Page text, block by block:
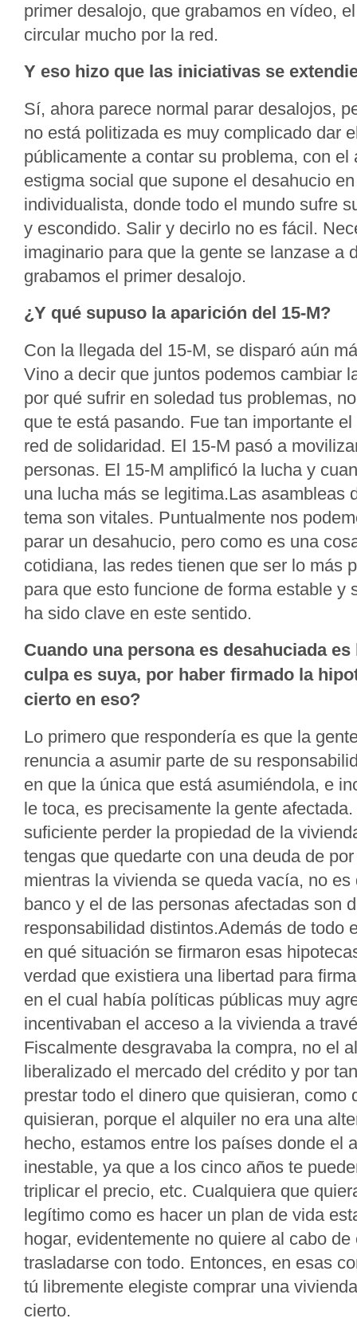
primer desalojo, que grabamos en vídeo,
circular mucho por la red.
Y eso hizo que las iniciativas se
Sí, ahora parece normal parar desalojos,
no está politizada es muy complicado dar
públicamente a contar su problema, con el
estigma social que supone el desahucio
individualista, donde todo el mundo sufre
y escondido. Salir y decirlo no es fácil.
imaginario para que la gente se lanzase a
grabamos el primer desalojo.
¿Y qué supuso la aparición del 15-M?
Con la llegada del 15-M, se disparó aún
Vino a decir que juntos podemos cambiar
por qué sufrir en soledad tus problemas,
que te está pasando. Fue tan importante
red de solidaridad. El 15-M pasó a
personas. El 15-M amplificó la lucha y
una lucha más se legitima.Las asambleas
tema son vitales. Puntualmente nos
parar un desahucio, pero como es una
cotidiana, las redes tienen que ser lo más
para que esto funcione de forma estable y
ha sido clave en este sentido.
Cuando una persona es desahuciada
culpa es suya, por haber firmado la
cierto en eso?
Lo primero que respondería es que la
renuncia a asumir parte de su
en que la única que está asumiéndola, e
le toca, es precisamente la gente
suficiente perder la propiedad de la
tengas que quedarte con una deuda de
mientras la vivienda se queda vacía, no
banco y el de las personas afectadas son
responsabilidad distintos.Además de todo
en qué situación se firmaron esas
verdad que existiera una libertad para
en el cual había políticas públicas muy
incentivaban el acceso a la vivienda a
Fiscalmente desgravaba la compra, no el
liberalizado el mercado del crédito y por
prestar todo el dinero que quisieran, como
quisieran, porque el alquiler no era una
hecho, estamos entre los países donde el
inestable, ya que a los cinco años te
triplicar el precio, etc. Cualquiera que
legítimo como es hacer un plan de vida
hogar, evidentemente no quiere al cabo
trasladarse con todo. Entonces, en esas
tú libremente elegiste comprar una
cierto.